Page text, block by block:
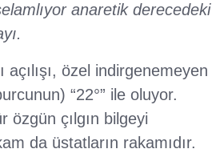
anaretik derecedeki
açılışı, özel indirgenemeyen
“22°” ile oluyor.
özgün çılgın bilgeyi
da üstatların rakamıdır.